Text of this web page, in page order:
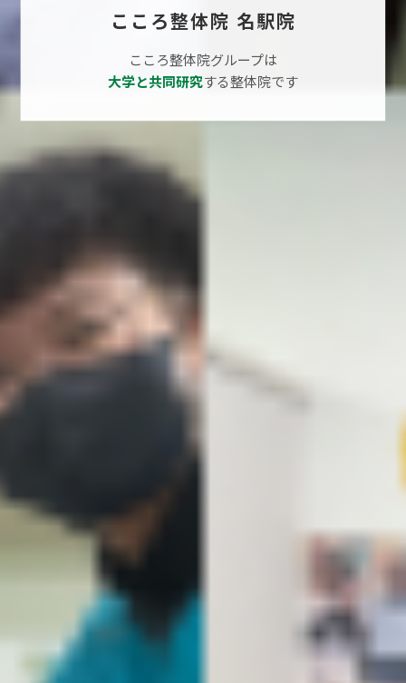
こころ整体院 名駅院
こころ整体院グループは
大学と共同研究する整体院です